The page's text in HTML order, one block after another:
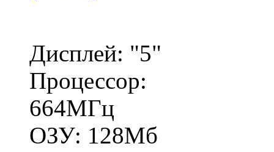
Дисплей: "5"
Процессор:
664МГц
ОЗУ: 128Мб